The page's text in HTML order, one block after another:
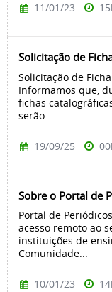
11/01/23
Solicitação de
Solicitação de
Informamos que,
fichas
serão...
19/09/25
Sobre o Portal de
Portal de
acesso remoto ao
instituições de
Comunidade...
10/01/23